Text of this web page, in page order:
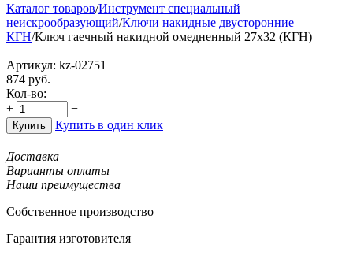
Каталог товаров/Инструмент специальный
неискрообразующий/Ключи накидные двусторонние
КГН/Ключ гаечный накидной омедненный 27х32 (КГН)
Артикул: kz-02751
874 руб.
Кол-во:
+
−
Купить Купить в один клик
Доставка
Варианты оплаты
Наши преимущества
Собственное производство
Гарантия изготовителя